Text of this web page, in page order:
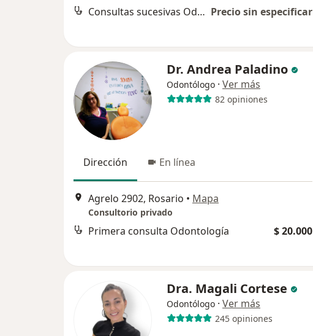
Consultas sucesivas Odontología Precio sin especificar
Dr. Andrea Paladino
Odontólogo · Ver más
82 opiniones
Dirección En línea
Agrelo 2902, Rosario • Mapa
Consultorio privado
Primera consulta Odontología $ 20.000
Dra. Magali Cortese
Odontólogo · Ver más
245 opiniones